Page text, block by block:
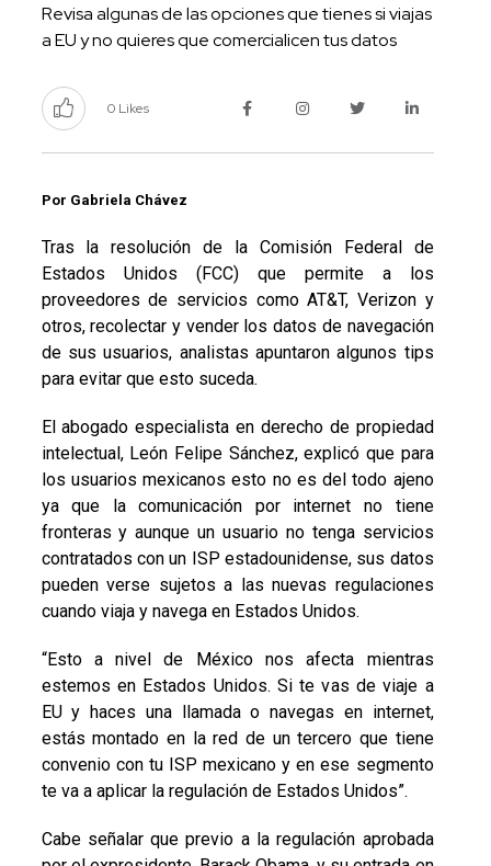
Revisa algunas de las opciones que tienes si viajas
a EU y no quieres que comercialicen tus datos
0 Likes
Por Gabriela Chávez
Tras la resolución de la Comisión Federal de
Estados Unidos (FCC) que permite a los
proveedores de servicios como AT&T, Verizon y
otros, recolectar y vender los datos de navegación
de sus usuarios, analistas apuntaron algunos tips
para evitar que esto suceda.
El abogado especialista en derecho de propiedad
intelectual, León Felipe Sánchez, explicó que para
los usuarios mexicanos esto no es del todo ajeno
ya que la comunicación por internet no tiene
fronteras y aunque un usuario no tenga servicios
contratados con un ISP estadounidense, sus datos
pueden verse sujetos a las nuevas regulaciones
cuando viaja y navega en Estados Unidos.
“Esto a nivel de México nos afecta mientras
estemos en Estados Unidos. Si te vas de viaje a
EU y haces una llamada o navegas en internet,
estás montado en la red de un tercero que tiene
convenio con tu ISP mexicano y en ese segmento
te va a aplicar la regulación de Estados Unidos”.
Cabe señalar que previo a la regulación aprobada